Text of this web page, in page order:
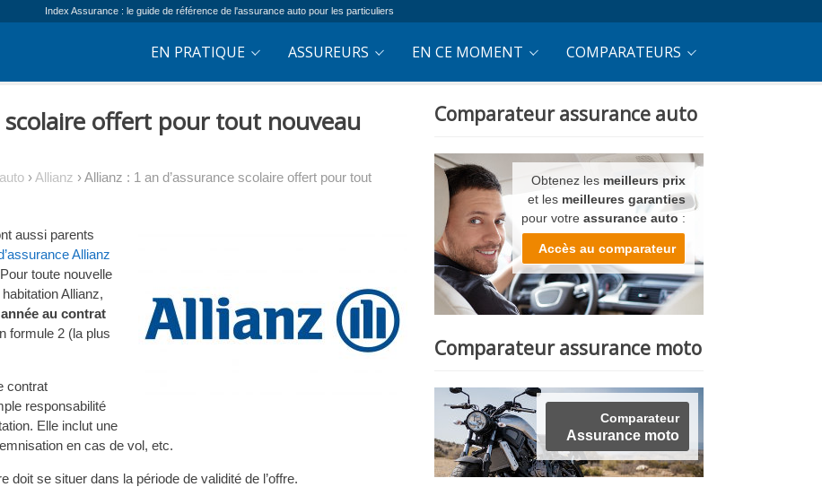
Index Assurance : le guide de référence de l'assurance auto pour les particuliers
EN PRATIQUE ASSUREURS EN CE MOMENT COMPARATEURS
scolaire offert pour tout nouveau
›Allianz ›Allianz : 1 an d’assurance scolaire offert pour tout
aussi parents
Allianz
toute nouvelle
Allianz,
au contrat
formule 2 (la plus
contrat
responsabilité
Elle inclut une
en cas de vol, etc.
doit se situer dans la période de validité de l’offre.
Comparateur assurance auto
Obtenez les meilleurs prix
et les meilleures garanties
pour votre assurance auto :
Accès au comparateur
Comparateur assurance moto
Comparateur
Assurance moto